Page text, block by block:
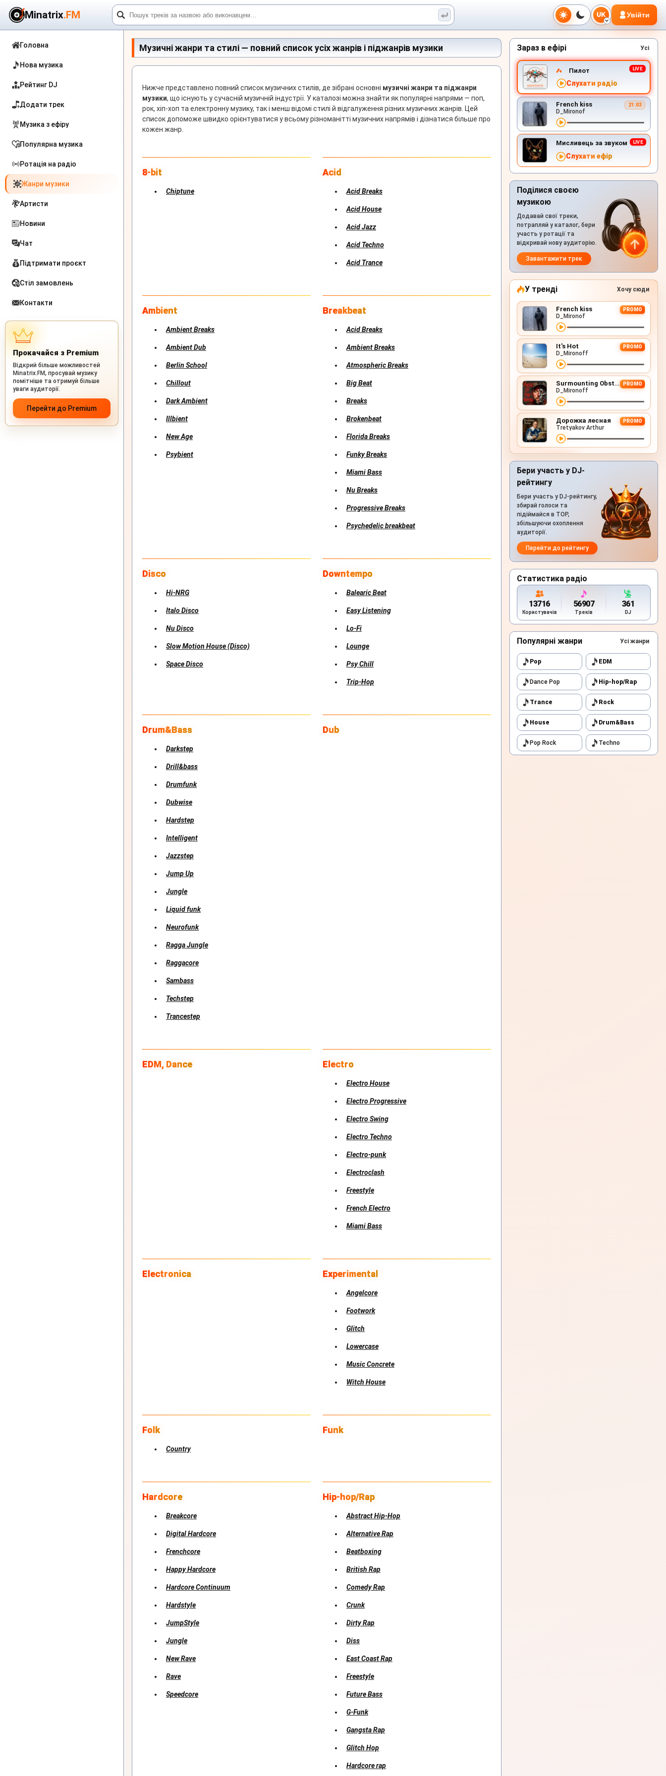
Minatrix.FM UK Увійти
Головна
Нова музика
Рейтинг DJ
Додати трек
Музика з ефіру
Популярна музика
Ротація на радіо
Жанри музики
Артисти
Новини
Чат
Підтримати проєкт
Стіл замовлень
Контакти
Прокачайся з Premium
Відкрий більше можливостей
Minatrix.FM, просувай музику
помітніше та отримуй більше
уваги аудиторії.
Перейти до Premium
Музичні жанри та стилі — повний список усіх жанрів і піджанрів музики
Нижче представлено повний список музичних стилів, де зібрані основні музичні жанри та піджанри
музики, що існують у сучасній музичній індустрії. У каталозі можна знайти як популярні напрями — поп,
рок, хіп-хоп та електронну музику, так і менш відомі стилі й відгалуження різних музичних жанрів. Цей
список допоможе швидко орієнтуватися у всьому різноманітті музичних напрямів і дізнатися більше про
кожен жанр.
8-bit
Chiptune
Acid
Acid Breaks
Acid House
Acid Jazz
Acid Techno
Acid Trance
Ambient
Ambient Breaks
Ambient Dub
Berlin School
Chillout
Dark Ambient
Illbient
New Age
Psybient
Breakbeat
Acid Breaks
Ambient Breaks
Atmospheric Breaks
Big Beat
Breaks
Brokenbeat
Florida Breaks
Funky Breaks
Miami Bass
Nu Breaks
Progressive Breaks
Psychedelic breakbeat
Disco
Hi-NRG
Italo Disco
Nu Disco
Slow Motion House (Disco)
Space Disco
Downtempo
Balearic Beat
Easy Listening
Lo-Fi
Lounge
Psy Chill
Trip-Hop
Drum&Bass
Darkstep
Drill&bass
Drumfunk
Dubwise
Hardstep
Intelligent
Jazzstep
Jump Up
Jungle
Liquid funk
Neurofunk
Ragga Jungle
Raggacore
Sambass
Techstep
Trancestep
Dub
EDM, Dance Electro
Electro House
Electro Progressive
Electro Swing
Electro Techno
Electro-punk
Electroclash
Freestyle
French Electro
Miami Bass
Electronica Experimental
Angelcore
Footwork
Glitch
Lowercase
Music Concrete
Witch House
Folk
Country
Funk
Hardcore
Breakcore
Digital Hardcore
Frenchcore
Happy Hardcore
Hardcore Continuum
Hardstyle
JumpStyle
Jungle
New Rave
Rave
Speedcore
Hip-hop/Rap
Abstract Hip-Hop
Alternative Rap
Beatboxing
British Rap
Comedy Rap
Crunk
Dirty Rap
Diss
East Coast Rap
Freestyle
Future Bass
G-Funk
Gangsta Rap
Glitch Hop
Hardcore rap
Зараз в ефірі Усі
Пилот
Слухати радіо
French kiss 21:03
D_Mironof
Мисливець за звуком
Слухати ефір
Поділися своєю
музикою
Додавай свої треки,
потрапляй у каталог, бери
участь у ротації та
відкривай нову аудиторію.
Завантажити трек
У тренді Хочу сюди
French kiss PROMO
D_Mironof
It's Hot PROMO
D_Mironoff
Surmounting Obstacles (D&B Remix) PROMO
D_Mironoff
Дорожка лесная PROMO
Tretyakov Arthur
Бери участь у DJ-
рейтингу
Бери участь у DJ-рейтингу,
збирай голоси та
підіймайся в TOP,
збільшуючи охоплення
аудиторії.
Перейти до рейтингу
Статистика радіо
13716
Користувачів
56907
Треків
361
DJ
Популярні жанри Усі жанри
Pop EDM
Dance Pop Hip-hop/Rap
Trance Rock
House Drum&Bass
Pop Rock Techno